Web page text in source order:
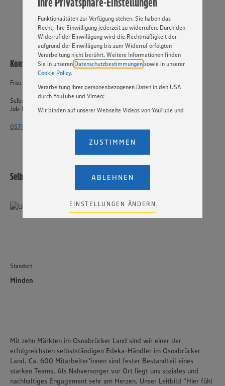
Basis Ihrer Einstellungen ggf. nicht mehr alle
Funktionalitäten zur Verfügung stehen. Sie haben das
Recht, ihre Einwilligung jederzeit zu widerrufen. Durch den
Widerruf der Einwilligung wird die Rechtmäßigkeit der
aufgrund der Einwilligung bis zum Widerruf erfolgten
Verarbeitung nicht berührt. Weitere Informationen finden
Sie in unseren Datenschutzbestimmungen sowie in unserer
Cookie Policy.
Verarbeitung Ihrer personenbezogenen Daten in den USA
durch YouTube und Vimeo:
Wir binden auf unserer Webseite Videos von YouTube und
Einstellungen bezüglich YouTube und Vimeo zu ändern,
ein, dass Ihre Daten (IP-Adresse, Zeitstempel, ggf.
Nutzerverhalten auf unserer Webseite) an die Anbieter der
Dienste YouTube und Vimeo in den USA übermittelt und
dort verarbeitet werden. Der EuGH sieht die USA als Land
mit einem nach europäischen Standards nicht
angemessenen Datenschutzniveau an. Es besteht das
Risiko eines Zugriffs durch US-amerikanische Behörden.
genannten Dienste Ihre Daten verarbeiten. Weitere
EINSTELLUNGEN ÄNDERN
ABLEHNEN
ZUSTIMMEN
PER WHATSAPP
Kontakt
Frau Dickmann
Selbstständiger Einzelhandel
Job-ID: 62451
0571 - 802 1863
Selbstständiger Einzelhandel
Standort
Minden
Mit zehn Märkten im Osnabrücker Land sind wir einer der
erfolgreichsten selbstständigen Edeka-Händler im Osnabrücker
Land. Ca. 600 Mitarbeiter*innen sind fester Bestandteil eines
starken Teams. Als Nahversorger vor Ort liegt uns soziales und
nachhaltiges Engagement sehr am Herzen. Unser Leitbild “Hier fühl